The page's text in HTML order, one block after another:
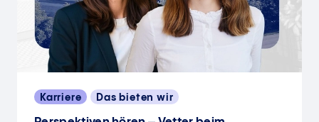
Karriere Das bieten wir